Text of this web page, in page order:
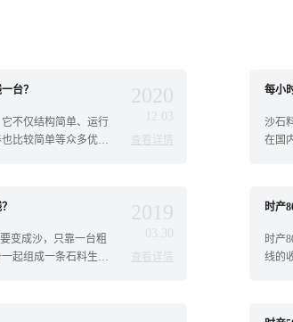
台？
不仅结构简单、运行
比较简单等众多优
2020
12.03
查看详情
每小
沙石
在国
变成沙，只靠一台粗
起组成一条石料生产
2019
查看详情
时产
时产
线的